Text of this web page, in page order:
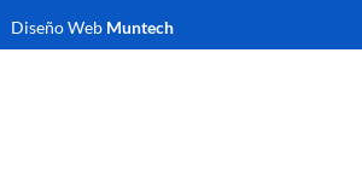
Diseño Web Muntech